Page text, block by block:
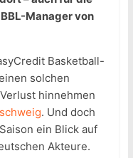
Manager von
Basketball-
solchen
hinnehmen
. Und doch
ein Blick auf
Akteure.